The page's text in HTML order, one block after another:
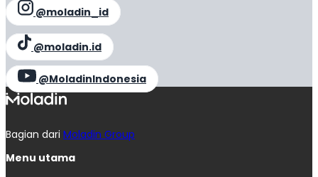
@moladin_id
@moladin.id
@MoladinIndonesia
Bagian dari Moladin Group
Menu utama